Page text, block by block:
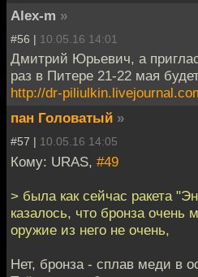
Alex-m »
#56 | 10.05.16 14:01
Дмитрий Юрьевич, а
раз в Питере 21-22 мая
http://dr-
пан Головатый »
#57 | 10.05.16 14:05
Кому: URAS, #49
> была как сейчас ракета
казалось, что бронза очень
оружие из него не очень,
Нет, бронза - сплав меди в